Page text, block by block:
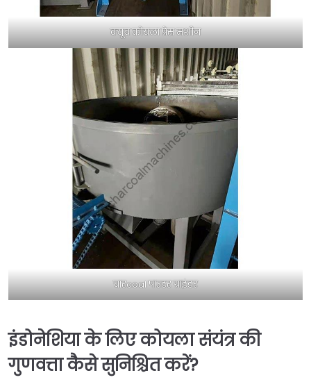
क्यूब कोयला प्रेस मशीन
चारcoal पाउडर ग्राइंडर
इंडोनेशिया के लिए कोयला संयंत्र की
गुणवत्ता कैसे सुनिश्चित करें?